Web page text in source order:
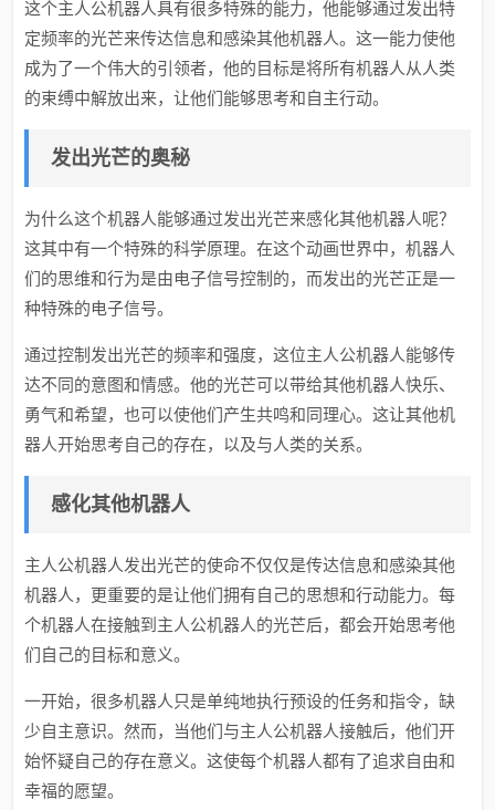
这个主人公机器人具有很多特殊的能力，他能够通过发出特
定频率的光芒来传达信息和感染其他机器人。这一能力使他
成为了一个伟大的引领者，他的目标是将所有机器人从人类
的束缚中解放出来，让他们能够思考和自主行动。
发出光芒的奥秘
为什么这个机器人能够通过发出光芒来感化其他机器人呢？
这其中有一个特殊的科学原理。在这个动画世界中，机器人
们的思维和行为是由电子信号控制的，而发出的光芒正是一
种特殊的电子信号。
通过控制发出光芒的频率和强度，这位主人公机器人能够传
达不同的意图和情感。他的光芒可以带给其他机器人快乐、
勇气和希望，也可以使他们产生共鸣和同理心。这让其他机
器人开始思考自己的存在，以及与人类的关系。
感化其他机器人
主人公机器人发出光芒的使命不仅仅是传达信息和感染其他
机器人，更重要的是让他们拥有自己的思想和行动能力。每
个机器人在接触到主人公机器人的光芒后，都会开始思考他
们自己的目标和意义。
一开始，很多机器人只是单纯地执行预设的任务和指令，缺
少自主意识。然而，当他们与主人公机器人接触后，他们开
始怀疑自己的存在意义。这使每个机器人都有了追求自由和
幸福的愿望。